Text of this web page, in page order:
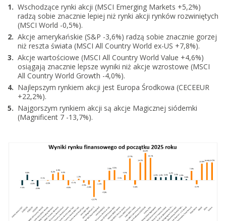
Wschodzące rynki akcji (MSCI Emerging Markets +5,2%)
radzą sobie znacznie lepiej niż rynki akcji rynków rozwiniętych
(MSCI World -0,5%).
Akcje amerykańskie (S&P -3,6%) radzą sobie znacznie gorzej
niż reszta świata (MSCI All Country World ex-US +7,8%).
Akcje wartościowe (MSCI All Country World Value +4,6%)
osiągają znacznie lepsze wyniki niż akcje wzrostowe (MSCI
All Country World Growth -4,0%).
Najlepszym rynkiem akcji jest Europa Środkowa (CECEEUR
+22,2%).
Najgorszym rynkiem akcji są akcje Magicznej siódemki
(Magnificent 7 -13,7%).